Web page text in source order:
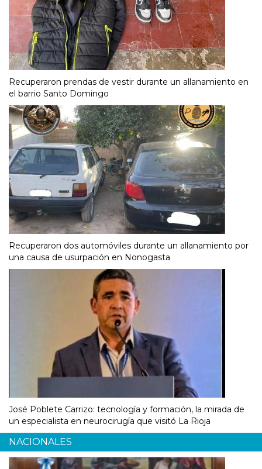
Recuperaron prendas de vestir durante un allanamiento en
el barrio Santo Domingo
Recuperaron dos automóviles durante un allanamiento por
una causa de usurpación en Nonogasta
José Poblete Carrizo: tecnología y formación, la mirada de
un especialista en neurocirugía que visitó La Rioja
NACIONALES